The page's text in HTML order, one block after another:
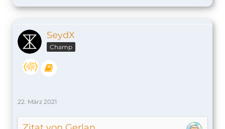
SeydX
Champ
22. März 2021